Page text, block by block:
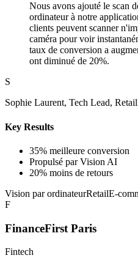
Nous avons ajouté le scan
ordinateur à notre
clients peuvent scanner
caméra pour voir
taux de conversion a
ont diminué de 20%.
S
Sophie Laurent, Tech Lead,
Key Results
35% meilleure conversion
Propulsé par Vision AI
20% moins de retours
Vision par ordinateurRetailE-
F
FinanceFirst Paris
Fintech